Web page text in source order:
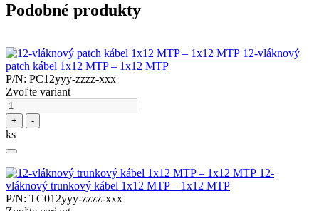
Podobné produkty
12-vláknový
patch kábel 1x12 MTP – 1x12 MTP
P/N: PC12yyy-zzzz-xxx
Zvoľte variant
+ -
ks
12-
vláknový trunkový kábel 1x12 MTP – 1x12 MTP
P/N: TC012yyy-zzzz-xxx